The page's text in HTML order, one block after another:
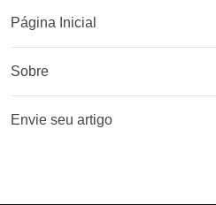
Página Inicial
Sobre
Envie seu artigo